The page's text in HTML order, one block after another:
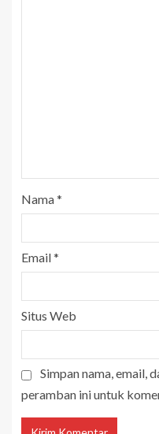
Nama*
Email*
Situs Web
Simpan nama, email,
peramban ini untuk